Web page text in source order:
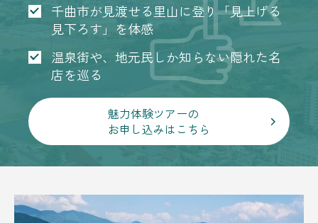
千曲市が見渡せる里山に登り「見上げる
見下ろす」を体感
温泉街や、地元民しか知らない隠れた名
店を巡る
魅力体験ツアーの
お申し込みはこちら